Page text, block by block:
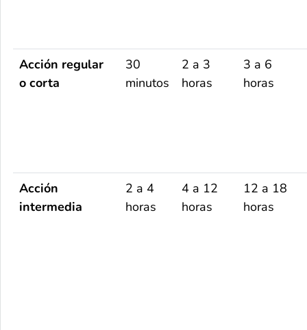
Acción regular
o corta
30
minutos
2 a 3
horas
3 a 6
horas
Acción
intermedia
2 a 4
horas
4 a 12
horas
12 a 18
horas